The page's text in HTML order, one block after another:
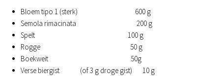
Bloem tipo 1 (sterk) 600 g
Semola rimacinata 200 g
Spelt 100 g
Rogge 50 g
Boekweit 50g
Verse biergist (of 3 g droge gist) 10 g